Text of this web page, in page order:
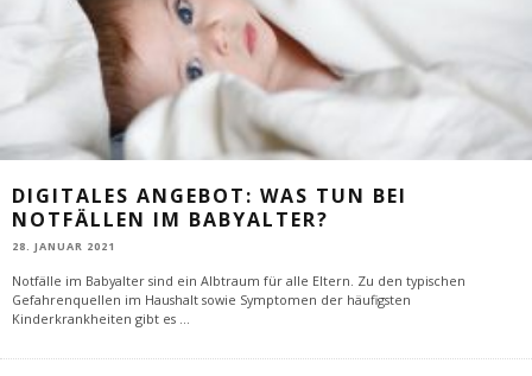
DIGITALES ANGEBOT: WAS TUN BEI
NOTFÄLLEN IM BABYALTER?
28. JANUAR 2021
Notfälle im Babyalter sind ein Albtraum für alle Eltern. Zu den typischen
Gefahrenquellen im Haushalt sowie Symptomen der häufigsten
Kinderkrankheiten gibt es ...